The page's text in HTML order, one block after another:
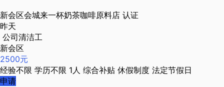
新会区会城来一杯奶茶咖啡原料店 认证
昨天
公司清洁工
新会区
2500元
经验不限 学历不限 1人 综合补贴 休假制度 法定节假日
申请